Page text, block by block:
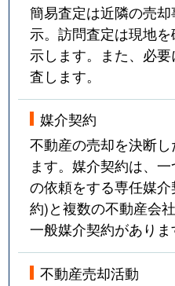
簡易査定は近隣の売
示。訪問査定は現地
示します。また、必
査します。
媒介契約
不動産の売却を決断
ます。媒介契約は、
の依頼をする専任媒
約)と複数の不動産会
一般媒介契約がありま
不動産売却活動